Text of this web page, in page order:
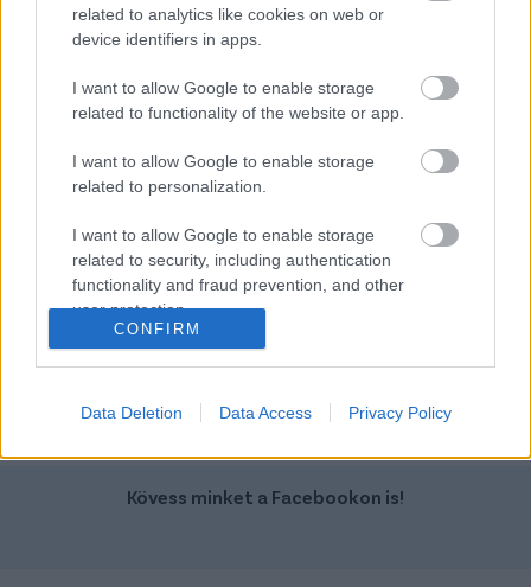
related to analytics like cookies on web or
device identifiers in apps.
I want to allow Google to enable storage
related to functionality of the website or app.
I want to allow Google to enable storage
related to personalization.
I want to allow Google to enable storage
related to security, including authentication
functionality and fraud prevention, and other
user protection.
CONFIRM
Data Deletion Data Access Privacy Policy
Üzemanyag:
21 990 000 Ft
Üzemanyag: Benzin
TOVÁBBI AJÁNLATOK
Kövess minket a Facebookon is!